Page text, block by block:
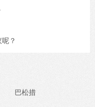
？
巴松措